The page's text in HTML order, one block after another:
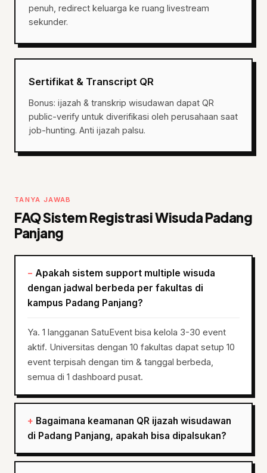
penuh, redirect keluarga ke ruang livestream
sekunder.
Sertifikat & Transcript QR
Bonus: ijazah & transkrip wisudawan dapat QR
public-verify untuk diverifikasi oleh perusahaan saat
job-hunting. Anti ijazah palsu.
TANYA JAWAB
FAQ Sistem Registrasi Wisuda Padang
Panjang
Apakah sistem support multiple wisuda
dengan jadwal berbeda per fakultas di
kampus Padang Panjang?
Ya. 1 langganan SatuEvent bisa kelola 3-30 event
aktif. Universitas dengan 10 fakultas dapat setup 10
event terpisah dengan tim & tanggal berbeda,
semua di 1 dashboard pusat.
Bagaimana keamanan QR ijazah wisudawan
di Padang Panjang, apakah bisa dipalsukan?